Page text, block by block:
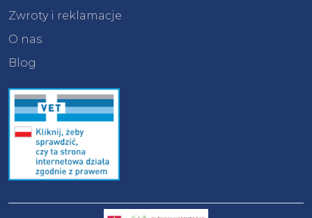
Zwroty i reklamacje
O nas
Blog